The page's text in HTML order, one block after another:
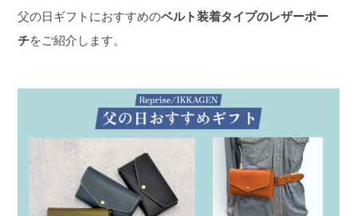
父の日ギフトにおすすめのベルト装着タイプのレザーポー
チをご紹介します。